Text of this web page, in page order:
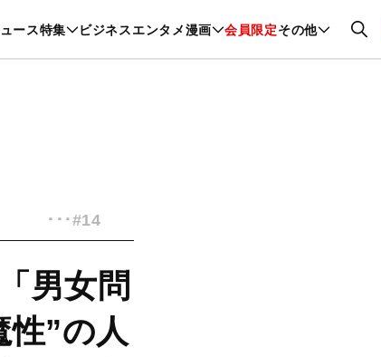
ース特集 ビジネスエンタメ漫画 会員限定その他
ヘルスケア 美容 グルメ ファッション 恋愛・結婚
･･･#14
男女問
”の人